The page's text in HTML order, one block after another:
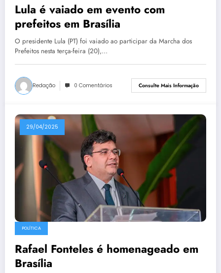
Lula é vaiado em evento com
prefeitos em Brasília
O presidente Lula (PT) foi vaiado ao participar da Marcha dos
Prefeitos nesta terça-feira (20),…
Redação 0 Comentários Consulte Mais Informação
29/04/2025
POLÍTICA
Rafael Fonteles é homenageado em
Brasília